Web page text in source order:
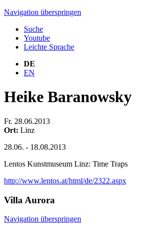
Navigation überspringen
Suche
Youtube
Leichte Sprache
DE
EN
Heike Baranowsky
Fr. 28.06.2013
Ort: Linz
28.06. - 18.08.2013
Lentos Kunstmuseum Linz: Time Traps
http://www.lentos.at/html/de/2322.aspx
Villa Aurora
Navigation überspringen